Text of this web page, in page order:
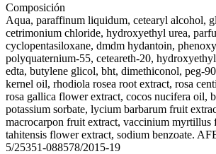
Composición
Aqua, paraffinum liquidum, cetearyl alcohol,
cetrimonium chloride, hydroxyethyl urea,
cyclopentasiloxane, dmdm hydantoin,
polyquaternium-55, ceteareth-20,
edta, butylene glicol, bht, dimethiconol, peg-
kernel oil, rhodiola rosea root extract, rosa
rosa gallica flower extract, cocos nucifera oil,
potassium sorbate, lycium barbarum fruit
macrocarpon fruit extract, vaccinium myrtillus
tahitensis flower extract, sodium benzoate.
5/25351-088578/2015-19